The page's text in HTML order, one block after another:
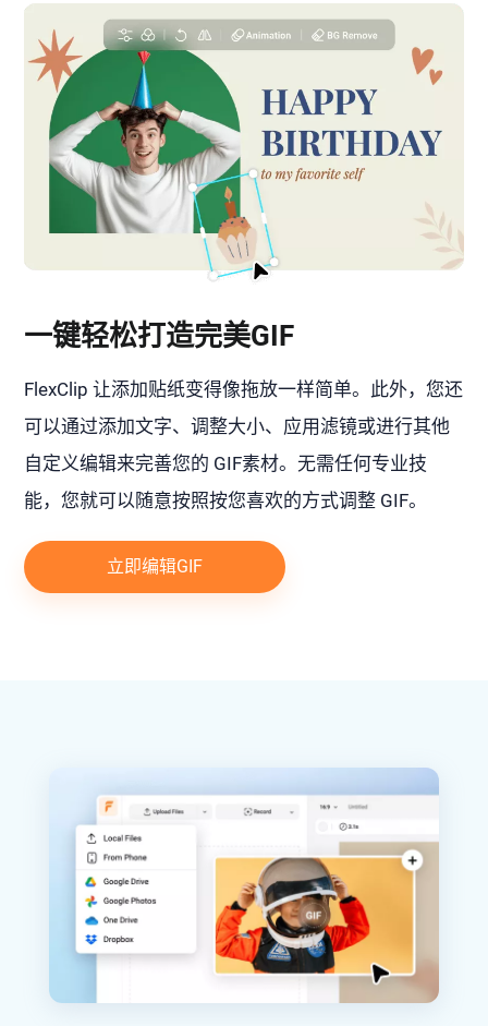
一键轻松打造完美GIF
FlexClip 让添加贴纸变得像拖放一样简单。此外，您还
可以通过添加文字、调整大小、应用滤镜或进行其他
自定义编辑来完善您的 GIF素材。无需任何专业技
能，您就可以随意按照按您喜欢的方式调整 GIF。
立即编辑GIF